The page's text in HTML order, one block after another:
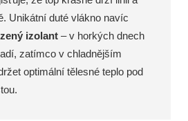
Unikátní duté vlákno navíc
izolant – v horkých dnech
zatímco v chladnějším
optimální tělesné teplo pod